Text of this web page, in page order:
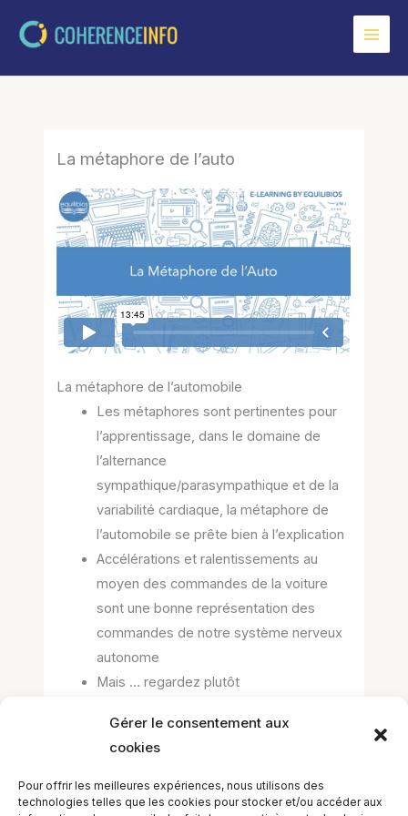
Gérer le consentement aux
cookies
Pour offrir les meilleures expériences, nous utilisons des
technologies telles que les cookies pour stocker et/ou accéder aux
La métaphore de l’auto
La métaphore de l’automobile
Les métaphores sont pertinentes pour
l’apprentissage, dans le domaine de
l’alternance
sympathique/parasympathique et de la
variabilité cardiaque, la métaphore de
l’automobile se prête bien à l’explication
Accélérations et ralentissements au
moyen des commandes de la voiture
sont une bonne représentation des
commandes de notre système nerveux
autonome
Mais … regardez plutôt
–> pour les commentaires, les questions de
MÉDIATHÈQUE <--